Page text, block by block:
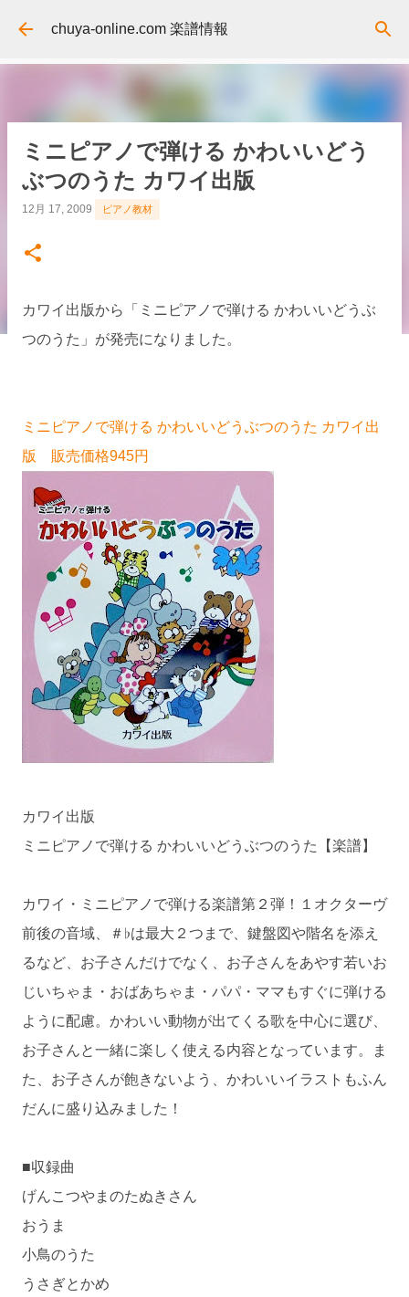
スキップしてメイン コンテンツに移動
chuya-online.com 楽譜情報
ミニピアノで弾ける かわいいどう
ぶつのうた カワイ出版
12月 17, 2009 ピアノ教材
カワイ出版から「ミニピアノで弾ける かわいいどうぶ
つのうた」が発売になりました。
ミニピアノで弾ける かわいいどうぶつのうた カワイ出
版 販売価格945円
カワイ出版
ミニピアノで弾ける かわいいどうぶつのうた【楽譜】
カワイ・ミニピアノで弾ける楽譜第２弾！１オクターヴ
前後の音域、＃♭は最大２つまで、鍵盤図や階名を添え
るなど、お子さんだけでなく、お子さんをあやす若いお
じいちゃま・おばあちゃま・パパ・ママもすぐに弾ける
ように配慮。かわいい動物が出てくる歌を中心に選び、
お子さんと一緒に楽しく使える内容となっています。ま
た、お子さんが飽きないよう、かわいいイラストもふん
だんに盛り込みました！
■収録曲
げんこつやまのたぬきさん
おうま
小鳥のうた
うさぎとかめ